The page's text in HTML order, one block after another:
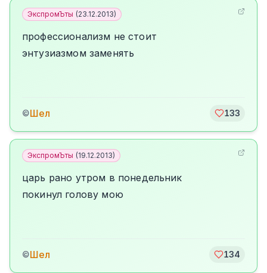
ЭкспромЪты (23.12.2013)
профессионализм не стоит
энтузиазмом заменять
©Шел 133
ЭкспромЪты (19.12.2013)
царь рано утром в понедельник
покинул голову мою
©Шел 134